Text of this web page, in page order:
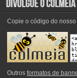
Copie o código do nosso
Outros formatos de